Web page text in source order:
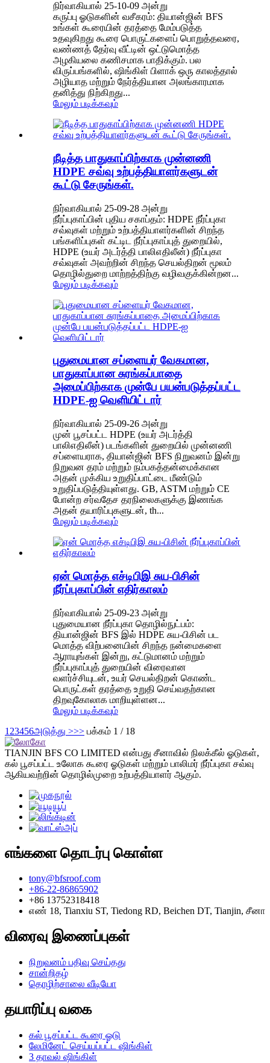
நிர்வாகியால் 25-10-09 அன்று
கருப்பு ஓடுகளின் வசீகரம்: தியான்ஜின் BFS
உங்கள் கூரையின் தரத்தை மேம்படுத்த
உதவுகிறது கூரை பொருட்களைப் பொறுத்தவரை,
வண்ணத் தேர்வு வீட்டின் ஒட்டுமொத்த
அழகியலை கணிசமாக பாதிக்கும். பல
விருப்பங்களில், ஷிங்கிள் பிளாக் ஒரு காலத்தால்
அழியாத மற்றும் நேர்த்தியான அலங்காரமாக
தனித்து நிற்கிறது...
மேலும் படிக்கவும்
நீடித்த பாதுகாப்பிற்காக முன்னணி
HDPE சவ்வு உற்பத்தியாளர்களுடன்
கூட்டு சேருங்கள்.
நிர்வாகியால் 25-09-28 அன்று
நீர்ப்புகாப்பின் புதிய சகாப்தம்: HDPE நீர்ப்புகா
சவ்வுகள் மற்றும் உற்பத்தியாளர்களின் சிறந்த
பங்களிப்புகள் கட்டிட நீர்ப்புகாப்புத் துறையில்,
HDPE (உயர் அடர்த்தி பாலிஎதிலீன்) நீர்ப்புகா
சவ்வுகள் அவற்றின் சிறந்த செயல்திறன் மூலம்
தொழில்துறை மாற்றத்திற்கு வழிவகுக்கின்றன...
மேலும் படிக்கவும்
புதுமையான சப்ளையர் வேகமான,
பாதுகாப்பான சுரங்கப்பாதை
அமைப்பிற்காக முன்பே பயன்படுத்தப்பட்ட
HDPE-ஐ வெளியிட்டார்
நிர்வாகியால் 25-09-26 அன்று
முன் பூசப்பட்ட HDPE (உயர் அடர்த்தி
பாலிஎதிலீன்) படங்களின் துறையில் முன்னணி
சப்ளையராக, தியான்ஜின் BFS நிறுவனம் இன்று
நிறுவன தரம் மற்றும் நம்பகத்தன்மைக்கான
அதன் முக்கிய உறுதிப்பாட்டை மீண்டும்
உறுதிப்படுத்தியுள்ளது. GB, ASTM மற்றும் CE
போன்ற சர்வதேச தரநிலைகளுக்கு இணங்க
அதன் தயாரிப்புகளுடன், th...
மேலும் படிக்கவும்
ஏன் மொத்த எச்டிபிஇ சுய-பிசின்
நீர்ப்புகாப்பின் எதிர்காலம்
நிர்வாகியால் 25-09-23 அன்று
புதுமையான நீர்ப்புகா தொழில்நுட்பம்:
தியான்ஜின் BFS இல் HDPE சுய-பிசின் பட
மொத்த விற்பனையின் சிறந்த நன்மைகளை
ஆராயுங்கள் இன்று, கட்டுமானம் மற்றும்
நீர்ப்புகாப்புத் துறையின் விரைவான
வளர்ச்சியுடன், உயர் செயல்திறன் கொண்ட
பொருட்கள் தரத்தை உறுதி செய்வதற்கான
திறவுகோலாக மாறியுள்ளன...
மேலும் படிக்கவும்
1 23456அடுத்து >>> பக்கம் 1 / 18
TIANJIN BFS CO LIMITED என்பது சீனாவில் நிலக்கீல் ஓடுகள்,
கல் பூசப்பட்ட உலோக கூரை ஓடுகள் மற்றும் பாலிமர் நீர்ப்புகா சவ்வு
ஆகியவற்றின் தொழில்முறை உற்பத்தியாளர் ஆகும்.
எங்களை தொடர்பு கொள்ள
tony@bfsroof.com
+86-22-86865902
+86 13752318418
எண் 18, Tianxiu ST, Tiedong RD, Beichen DT, Tianjin, சீனா
விரைவு இணைப்புகள்
நிறுவனம் பதிவு செய்தது
சான்றிதழ்
தொழிற்சாலை வீடியோ
தயாரிப்பு வகை
கல் பூசப்பட்ட கூரை ஓடு
லேமினேட் செய்யப்பட்ட ஷிங்கிள்
3 தாவல் ஷிங்கிள்